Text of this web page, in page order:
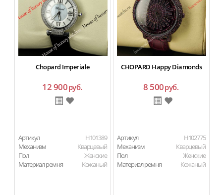
Chopard Imperiale
12 900руб.
Артикул
H101389
Механизм
Кварцевый
Пол
Женские
Материал ремня
Кожаный
CHOPARD Happy Diamonds
8 500руб.
Артикул
H102775
Механизм
Кварцевый
Пол
Женские
Материал ремня
Кожаный